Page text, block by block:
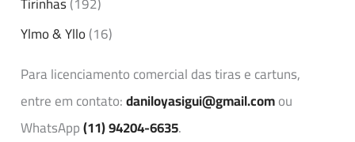
Ylmo & Yllo(16)
Para licenciamento comercial das tiras e cartuns,
entre em contato:daniloyasigui@gmail.comou
WhatsApp(11) 94204-6635.